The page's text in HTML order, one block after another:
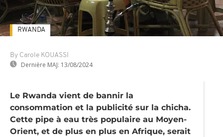
By Carole KOUASSI
Dernière MAJ: 13/08/2024
RWANDA
Le Rwanda vient de bannir la
consommation et la publicité sur la chicha.
Cette pipe à eau très populaire au Moyen-
Orient, et de plus en plus en Afrique, serait